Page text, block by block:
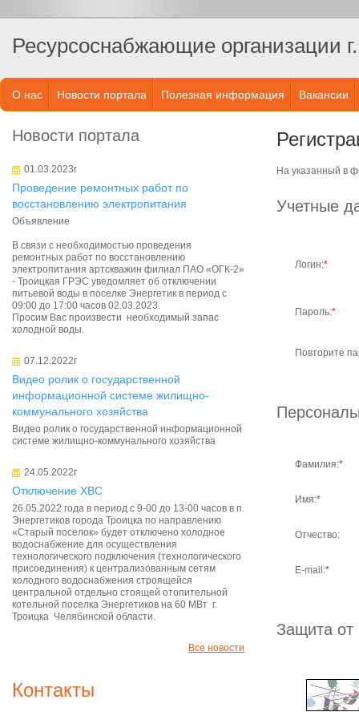
Ресурсоснабжающие организации
О нас Новости портала Полезная информация Вакансии
Новости портала
01.03.2023г
Проведение ремонтных работ по
восстановлению электропитания
Объявление
В связи с необходимостью проведения
ремонтных работ по восстановлению
электропитания артскважин филиал ПАО «ОГК-2»
- Троицкая ГРЭС уведомляет об отключении
питьевой воды в поселке Энергетик в период с
09:00 до 17:00 часов 02.03.2023.
Просим Вас произвести необходимый запас
холодной воды.
07.12.2022г
Видео ролик о государственной
информационной системе жилищно-
коммунального хозяйства
Видео ролик о государственной информационной
системе жилищно-коммунального хозяйства
24.05.2022г
Отключение ХВС
26.05.2022 года в период с 9-00 до 13-00 часов в п.
Энергетиков города Троицка по направлению
«Старый поселок» будет отключено холодное
водоснабжение для осуществления
технологического подключения (технологического
присоединения) к централизованным сетям
холодного водоснабжения строящейся
центральной отдельно стоящей отопительной
котельной поселка Энергетиков на 60 МВт г.
Троицка Челябинской области.
Все новости
Контакты
На указанный в
Учетные
Логин:*
Пароль:*
Повторите
Фамилия:*
Имя:*
Отчество:
E-mail:*
Защита от